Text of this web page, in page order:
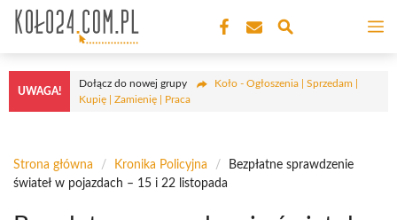
Przejdź
treści
UWAGA!
Dołącz do nowej grupy
Koło - Ogłoszenia | Sprzedam |
Kupię | Zamienię | Praca
Strona główna / Kronika Policyjna /
Bezpłatne sprawdzenie
świateł w pojazdach – 15 i 22 listopada